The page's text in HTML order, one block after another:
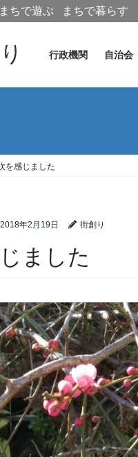
行政機関 自治会
を感じました
2018年2月19日 街創り
ました
まちで遊ぶ まちで暮らす